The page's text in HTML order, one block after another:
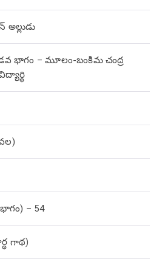
భాగం – మూలం-బంకిమ చంద్ర
– 54
గాథ)